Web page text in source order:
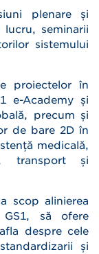
plenare și
seminarii
sistemului
proiectelor în
e-Academy și
precum și
de bare 2D în
medicală,
transport și
scop alinierea
să ofere
despre cele
și